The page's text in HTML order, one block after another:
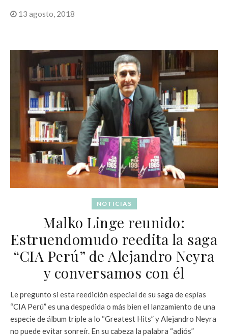
13 agosto, 2018
NOTICIAS
Malko Linge reunido:
Estruendomudo reedita la saga
“CIA Perú” de Alejandro Neyra
y conversamos con él
Le pregunto si esta reedición especial de su saga de espías
“CIA Perú” es una despedida o más bien el lanzamiento de una
especie de álbum triple a lo “Greatest Hits” y Alejandro Neyra
no puede evitar sonreír. En su cabeza la palabra “adiós”